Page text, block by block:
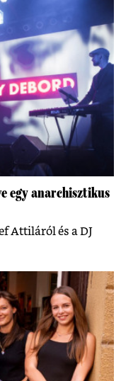
egy anarchisztikus
Attiláról és a DJ